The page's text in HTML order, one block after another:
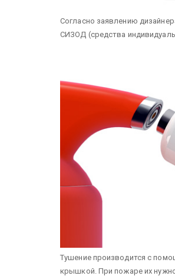
Согласно заявлению
СИЗОД (средства
Тушение производится с
крышкой. При пожаре их